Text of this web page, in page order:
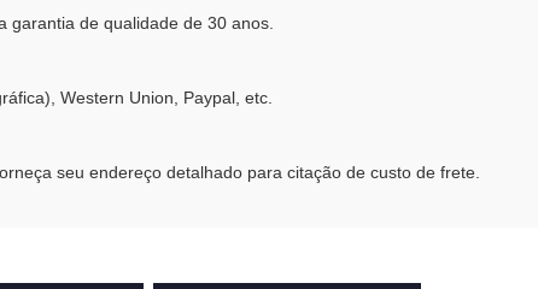
garantia de qualidade de 30 anos.
Western Union, Paypal, etc.
seu endereço detalhado para citação de custo de frete.